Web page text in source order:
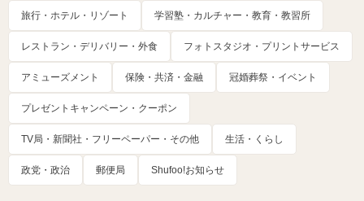
旅行・ホテル・リゾート 学習塾・カルチャー・教育・教習所
レストラン・デリバリー・外食 フォトスタジオ・プリントサービス
アミューズメント 保険・共済・金融 冠婚葬祭・イベント
プレゼントキャンペーン・クーポン
TV局・新聞社・フリーペーパー・その他 生活・くらし
政党・政治 郵便局 Shufoo!お知らせ